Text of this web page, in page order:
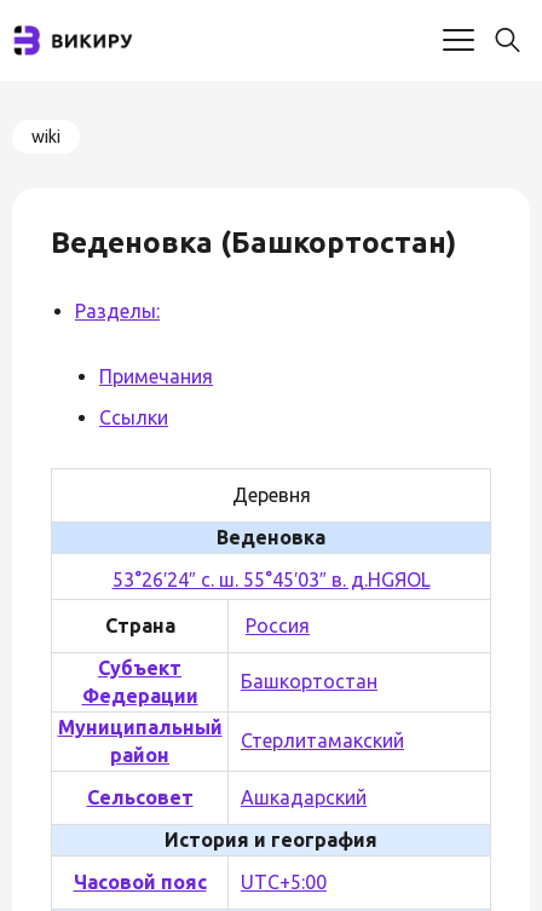
wiki
Веденовка (Башкортостан)
Разделы:
Примечания
Ссылки
Деревня
Веденовка
53°26′24″ с. ш. 55°45′03″ в. д.HGЯOL
Страна
Россия
Субъект
Федерации
Башкортостан
Муниципальный
район
Стерлитамакский
Сельсовет
Ашкадарский
История и география
Часовой пояс
UTC+5:00